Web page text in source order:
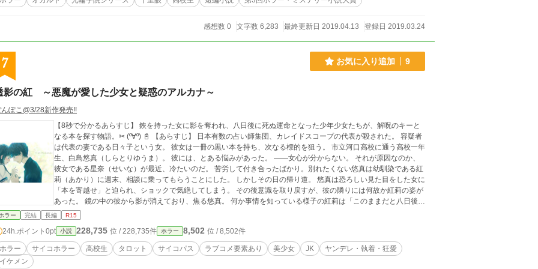
感想数 0 文字数 6,283 最終更新日 2019.04.13 登録日 2019.03.24
7 お気に入り追加 9
影の紅 ～悪魔が愛した少女と疑惑のアルカナ～
ぽこ@3/28新作発売!!
【8秒で分かるあらすじ】 鋏を持った女に影を奪われ、八日後に死ぬ運命となった少年少女たちが、解呪のキーと
なる本を探す物語。✂ (º∀º) 📓 【あらすじ】 日本有数の占い師集団、カレイドスコープの代表が殺された。 容疑者
は代表の妻である日々子という女。 彼女は一冊の黒い本を持ち、次なる標的を狙う。 市立河口高校に通う高校一年
生、白鳥悠真（しらとりゆうま）。 彼には、とある悩みがあった。 ――女心が分からない。 それが原因なのか、
彼女である星奈（せいな）が最近、冷たいのだ。 苦労して付き合ったばかり。別れたくない悠真は幼馴染である紅
莉（あかり）に週末、相談に乗ってもらうことにした。 しかしその日の帰り道。 悠真は恐ろしい見た目をした女に
「本を寄越せ」と迫られ、ショックで気絶してしまう。 その後意識を取り戻すが、彼の隣りには何故か紅莉の姿が
あった。 鏡の中の彼から影が消えており、焦る悠真。 何か事情を知っている様子の紅莉は「このままだと八日後に
死ぬ」と悠真に告げる。 助かるためには、タイムリミットまでに【悪魔の愛読書】と呼ばれる六冊の本を全て集め
げ、すきかげ。物の隙間や薄い物を通して見える姿や形。 『この物語は、法律・法令に反する行為を容認・推奨す
るものではありません』 表紙イラスト／イトノコ（@misokooekaki）様より
ラー 完結 長編 R15
24h.ポイント 0pt 小説 228,735 位 / 228,735件 ホラー 8,502 位 / 8,502件
ホラー サイコホラー 高校生 タロット サイコパス ラブコメ要素あり 美少女 JK
ヤンデレ・執着・狂愛
イケメン